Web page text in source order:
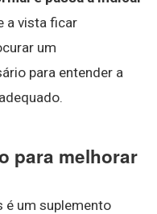
a vista ficar
um
para entender a
para melhorar
é um suplemento